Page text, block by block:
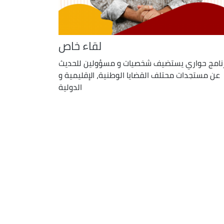
لقاء خاص
حواري يستضيف شخصيات و مسؤولين للحديث
عن مستجدات محتلف القضايا الوطنية، الإقليمية و
الدولية